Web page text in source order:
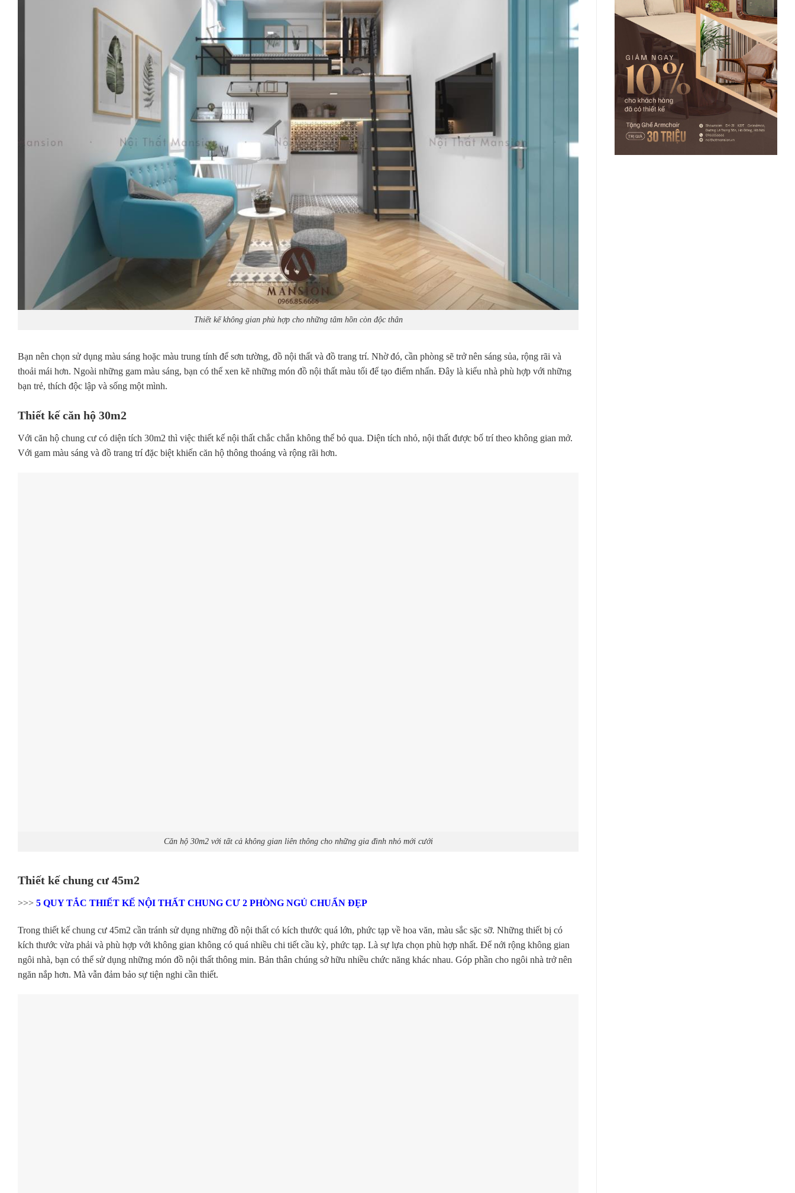
Thiết kế không gian phù hợp cho những tâm hồn còn độc thân
Bạn nên chọn sử dụng màu sáng hoặc màu trung tính để sơn tường, đồ nội thất và đồ trang trí. Nhờ đó, cần phòng sẽ trở nên sáng sủa, rộng rãi và
thoải mái hơn. Ngoài những gam màu sáng, bạn có thể xen kẽ những món đồ nội thất màu tối để tạo điểm nhấn. Đây là kiểu nhà phù hợp với những
bạn trẻ, thích độc lập và sống một mình.
Thiết kế căn hộ 30m2
Với căn hộ chung cư có diện tích 30m2 thì việc thiết kế nội thất chắc chắn không thể bỏ qua. Diện tích nhỏ, nội thất được bố trí theo không gian mở.
Với gam màu sáng và đồ trang trí đặc biệt khiến căn hộ thông thoáng và rộng rãi hơn.
Căn hộ 30m2 với tất cả không gian liên thông cho những gia đình nhỏ mới cưới
Thiết kế chung cư 45m2
>>> 5 QUY TẮC THIẾT KẾ NỘI THẤT CHUNG CƯ 2 PHÒNG NGỦ CHUẨN ĐẸP
Trong thiết kế chung cư 45m2 cần tránh sử dụng những đồ nội thất có kích thước quá lớn, phức tạp về hoa văn, màu sắc sặc sỡ. Những thiết bị có
kích thước vừa phải và phù hợp với không gian không có quá nhiều chi tiết cầu kỳ, phức tạp. Là sự lựa chọn phù hợp nhất. Để nới rộng không gian
ngôi nhà, bạn có thể sử dụng những món đồ nội thất thông min. Bản thân chúng sở hữu nhiều chức năng khác nhau. Góp phần cho ngôi nhà trở nên
ngăn nắp hơn. Mà vẫn đảm bảo sự tiện nghi cần thiết.